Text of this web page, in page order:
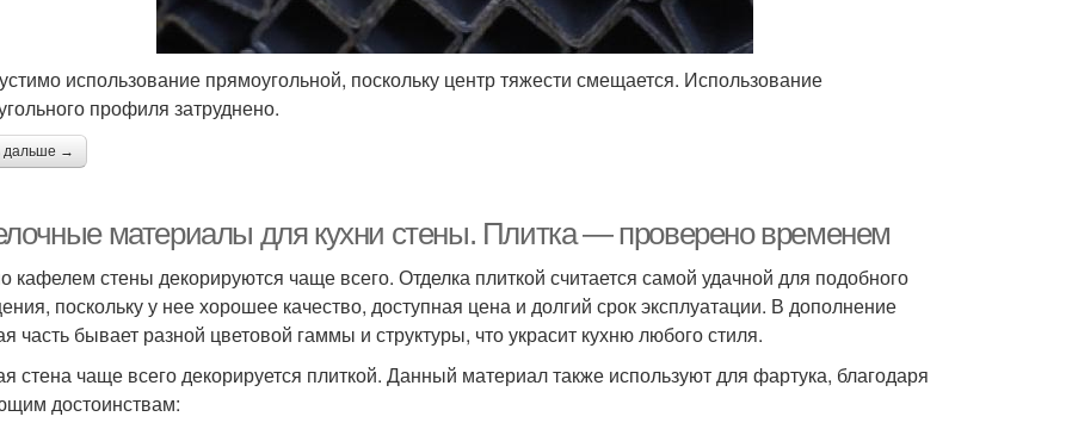
использование прямоугольной, поскольку центр тяжести смещается. Использование
профиля затруднено.
дальше →
материалы для кухни стены. Плитка — проверено временем
кафелем стены декорируются чаще всего. Отделка плиткой считается самой удачной для подобного
поскольку у нее хорошее качество, доступная цена и долгий срок эксплуатации. В дополнение
часть бывает разной цветовой гаммы и структуры, что украсит кухню любого стиля.
стена чаще всего декорируется плиткой. Данный материал также используют для фартука, благодаря
достоинствам: